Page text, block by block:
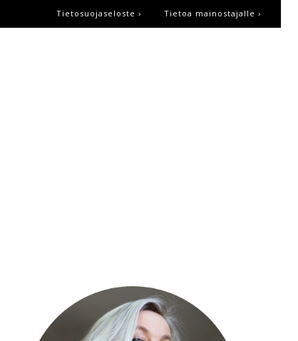
Tietoa mainostajalle ›
Tietosuojaseloste ›